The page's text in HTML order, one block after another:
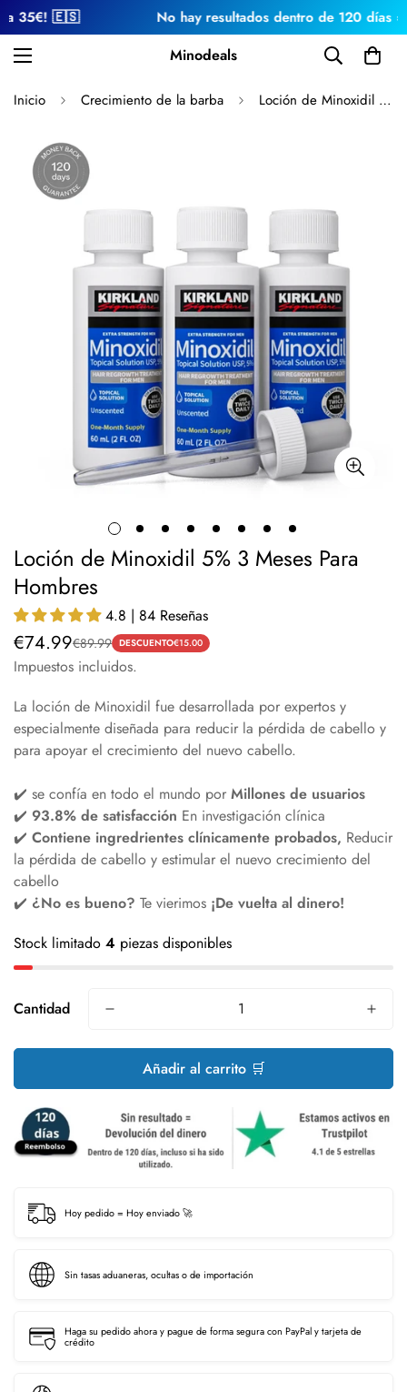
🇪🇸 No hay resultados dentro de 120 días =
Minodeals
Inicio Crecimiento de la barba Loción de Minoxidil 5% 3 Meses Para Hombres
Loción de Minoxidil 5% 3 Meses Para
Hombres
4.8 | 84 Reseñas
Precio
de
€74.99
Precio
regular
€89.99 DESCUENTO€15.00
Impuestos incluidos.
La loción de Minoxidil fue desarrollada por expertos y
especialmente diseñada para reducir la pérdida de cabello y
para apoyar el crecimiento del nuevo cabello.
✔️ se confía en todo el mundo por Millones de usuarios
✔️ 93.8% de satisfacción En investigación clínica
✔️ Contiene ingredrientes clínicamente probados, Reducir
la pérdida de cabello y estimular el nuevo crecimiento del
cabello
✔️ ¿No es bueno? Te vierimos ¡De vuelta al dinero!
Stock limitado 4 piezas disponibles
Cantidad
Añadir al carrito 🛒
Hoy pedido = Hoy enviado 🚀
Sin tasas aduaneras, ocultas o de importación
Haga su pedido ahora y pague de forma segura con PayPal y tarjeta de
crédito